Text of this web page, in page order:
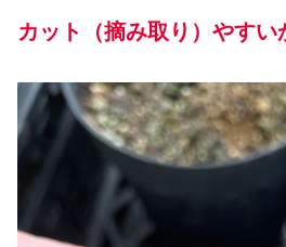
カット（摘み取り）やすい